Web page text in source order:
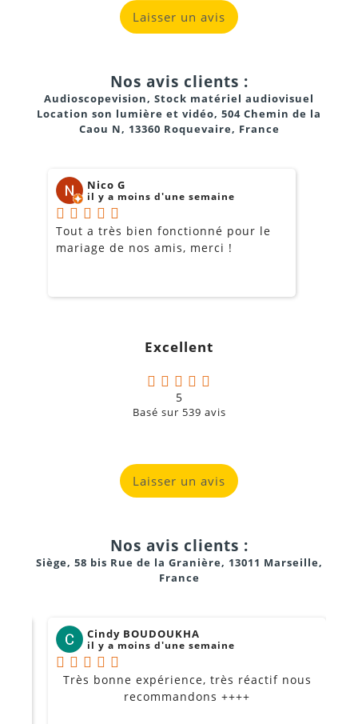
Port USB: Branchez une clé USB contenant vos fichiers
MP3, WMA ou WAV.
(pour l'utiliser comme ampli portable).
situé à l'arrière de l'appareil.
Laisser un avis
Nos avis clients :
Audioscopevision, Stock matériel audiovisuel
Location son lumière et vidéo, 504 Chemin de la
Caou N, 13360 Roquevaire, France
Nico G
il y a moins d'une semaine
Tout a très bien fonctionné pour le
mariage de nos amis, merci !
Excellent
5
Basé sur 539 avis
Laisser un avis
Nos avis clients :
Siège, 58 bis Rue de la Granière, 13011 Marseille,
France
Cindy BOUDOUKHA
il y a moins d'une semaine
Très bonne expérience, très réactif nous
recommandons ++++